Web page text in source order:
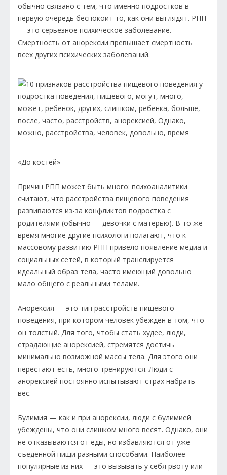
обычно связано с тем, что именно подростков в
первую очередь беспокоит то, как они выглядят. РПП
— это серьезное психическое заболевание.
Смертность от анорексии превышает смертность
всех других психических заболеваний.
«До костей»
Причин РПП может быть много: психоаналитики
считают, что расстройства пищевого поведения
развиваются из-за конфликтов подростка с
родителями (обычно — девочки с матерью). В то же
время многие другие психологи полагают, что к
массовому развитию РПП привело появление медиа и
социальных сетей, в который транслируется
идеальный образ тела, часто имеющий довольно
мало общего с реальными телами.
Анорексия — это тип расстройств пищевого
поведения, при котором человек убежден в том, что
он толстый. Для того, чтобы стать худее, люди,
страдающие анорексией, стремятся достичь
минимально возможной массы тела. Для этого они
перестают есть, много тренируются. Люди с
анорексией постоянно испытывают страх набрать
вес.
Булимия — как и при анорексии, люди с булимией
убеждены, что они слишком много весят. Однако, они
не отказываются от еды, но избавляются от уже
съеденной пищи разными способами. Наиболее
популярные из них — это вызывать у себя рвоту или